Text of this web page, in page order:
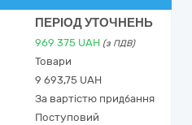
ПЕРІОД УТОЧНЕНЬ
969 375 UAH (з ПДВ)
Товари
9 693,75 UAH
За вартістю придбання
Поступовий